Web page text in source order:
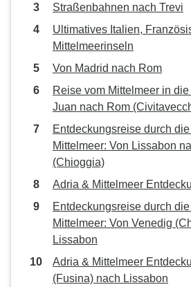
Straßenbahnen nach Trevi
Ultimatives Italien,
Mittelmeerinseln
Von Madrid nach Rom
Reise vom Mittelmeer in
Juan nach Rom
Entdeckungsreise durch
Mittelmeer: Von Lissabon
(Chioggia)
Adria & Mittelmeer
Entdeckungsreise durch
Mittelmeer: Von Venedig
Lissabon
Adria & Mittelmeer
(Fusina) nach Lissabon